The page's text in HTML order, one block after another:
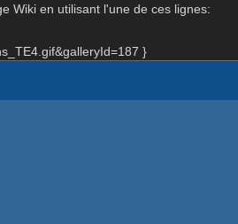
Wiki en utilisant l'une de ces lignes:
}